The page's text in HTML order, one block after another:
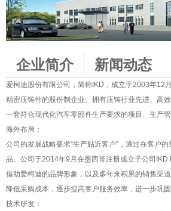
企业简介 新闻动态
爱柯迪股份有限公司，简称IKD，成立于2003年12
精密压铸件的股份制企业。拥有压铸行业先进、高
一套符合现代化汽车零部件生产要求的项目、生产
海外布局：
公司的发展战略要求“生产贴近客户”，通过在客户
品。公司于2014年9月在墨西哥注册成立子公司
借助爱柯迪的品牌形象，以及多年来积累的销售渠
降低采购成本，逐步提高客户服务效率，进一步巩
技术研发：